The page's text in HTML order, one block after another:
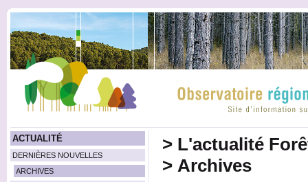
ACTUALITÉ
DERNIÈRES NOUVELLES
ARCHIVES
> L'actualité
> Archives